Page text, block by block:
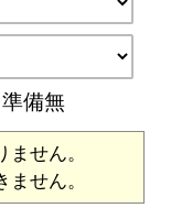
準備無
せん。
せん。